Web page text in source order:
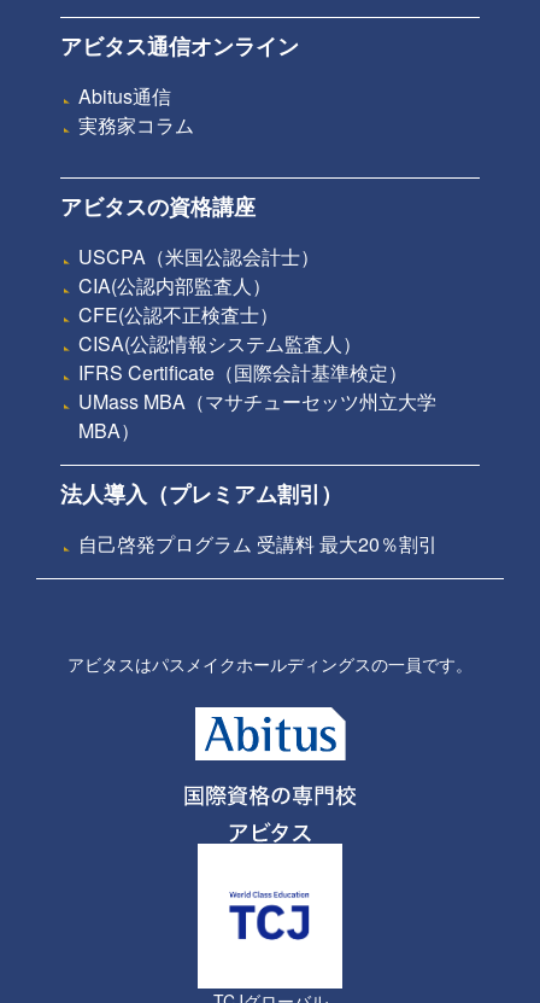
アビタス通信オンライン
Abitus通信
実務家コラム
アビタスの資格講座
USCPA（米国公認会計士）
CIA(公認内部監査人）
CFE(公認不正検査士）
CISA(公認情報システム監査人）
IFRS Certificate（国際会計基準検定）
UMass MBA（マサチューセッツ州立大学
MBA）
法人導入（プレミアム割引）
自己啓発プログラム 受講料 最大20％割引
アビタスはパスメイクホールディングスの一員です。